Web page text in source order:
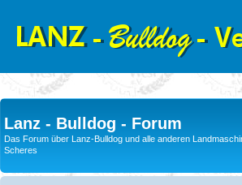
Lanz - Bulldog - Forum
Das Forum über Lanz-Bulldog und alle anderen
Scheres